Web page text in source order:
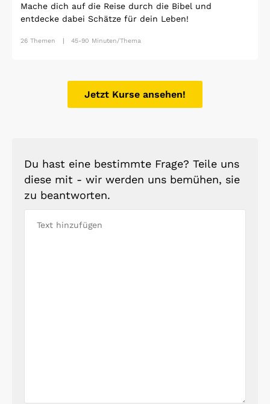
Mache dich auf die Reise durch die Bibel und
entdecke dabei Schätze für dein Leben!
26 Themen 45-90 Minuten/Thema
Jetzt Kurse ansehen!
Du hast eine bestimmte Frage? Teile uns
diese mit - wir werden uns bemühen, sie
zu beantworten.